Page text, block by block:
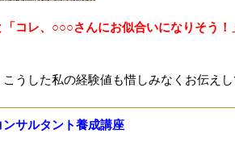
コレ、○○○さんにお似合いになりそう！
うした私の経験値も惜しみなくお伝えし
ンサルタント養成講座